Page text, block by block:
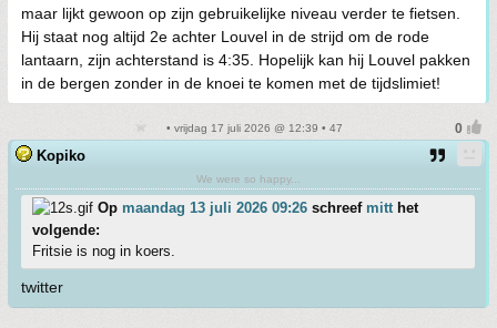
maar lijkt gewoon op zijn gebruikelijke niveau verder te fietsen.
Hij staat nog altijd 2e achter Louvel in de strijd om de rode
lantaarn, zijn achterstand is 4:35. Hopelijk kan hij Louvel pakken
in de bergen zonder in de knoei te komen met de tijdslimiet!
• vrijdag 17 juli 2026 @ 12:39 • 47
Kopiko
We were so happy...
Op maandag 13 juli 2026 09:26 schreef mitthet
volgende:
Fritsie is nog in koers.
twitter